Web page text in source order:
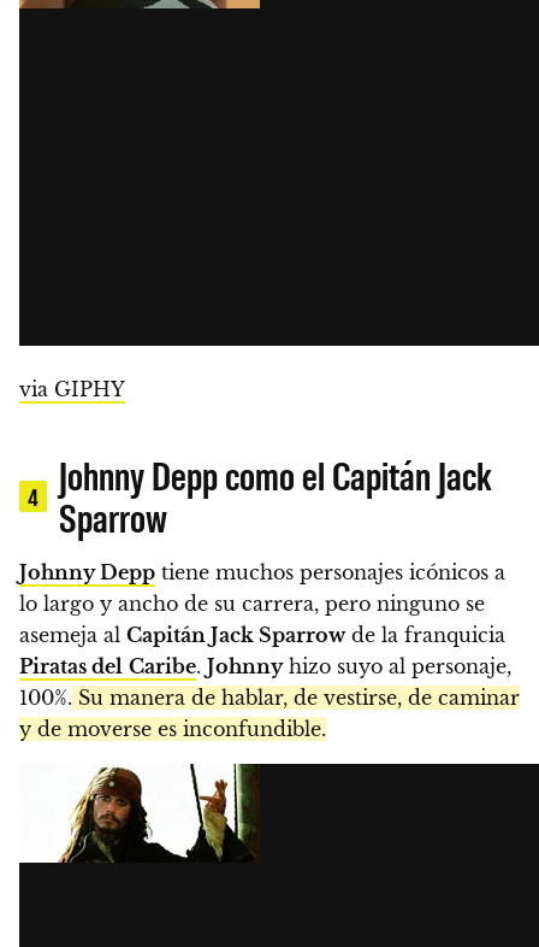
via GIPHY
4
Johnny Depp como el Capitán Jack
Sparrow
Johnny Depp tiene muchos personajes icónicos a
lo largo y ancho de su carrera, pero ninguno se
asemeja al Capitán Jack Sparrowde la franquicia
Piratas del Caribe. Johnnyhizo suyo al personaje,
100%. Su manera de hablar, de vestirse, de caminar
y de moverse es inconfundible.